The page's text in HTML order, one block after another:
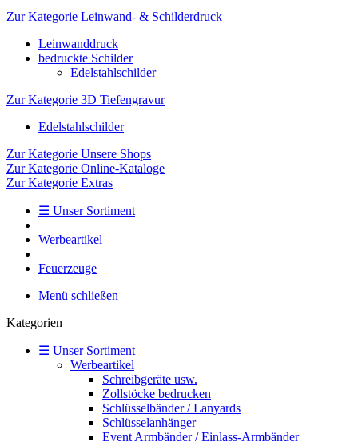
Zur Kategorie Leinwand- & Schilderdruck
Leinwanddruck
bedruckte Schilder
Edelstahlschilder
Zur Kategorie 3D Tiefengravur
Edelstahlschilder
Zur Kategorie Unsere Shops
Zur Kategorie Online-Kataloge
Zur Kategorie Extras
☰ Unser Sortiment
Werbeartikel
Feuerzeuge
Menü schließen
Kategorien
☰ Unser Sortiment
Werbeartikel
Schreibgeräte usw.
Zollstöcke bedrucken
Schlüsselbänder / Lanyards
Schlüsselanhänger
Event Armbänder / Einlass-Armbänder